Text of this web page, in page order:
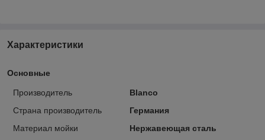
Характеристики
Основные
Производитель
Blanco
Страна производитель
Германия
Материал мойки
Нержавеющая сталь